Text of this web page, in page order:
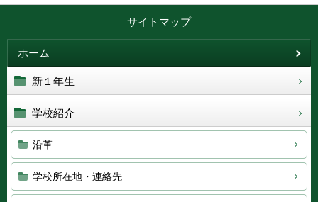
サイトマップ
ホーム
新１年生
学校紹介
沿革
学校所在地・連絡先